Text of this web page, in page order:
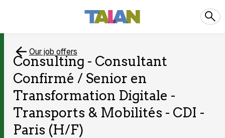
Our job offers
Consulting - Consultant
Confirmé / Senior en
Transformation Digitale -
Transports & Mobilités - CDI -
Paris (H/F)